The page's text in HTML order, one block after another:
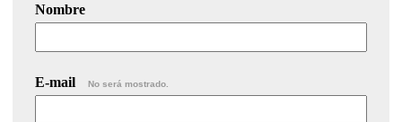
Nombre
E-mail No será mostrado.